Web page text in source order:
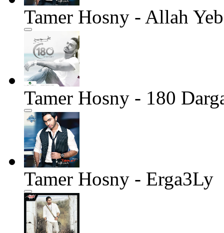
Tamer Hosny - Allah
Tamer Hosny - 180
Tamer Hosny - Erga3Ly